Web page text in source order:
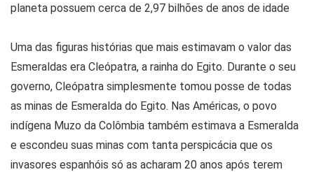
planeta possuem cerca de 2,97 bilhões de anos de idade
Uma das figuras histórias que mais estimavam o valor das
Esmeraldas era Cleópatra, a rainha do Egito. Durante o seu
governo, Cleópatra simplesmente tomou posse de todas
as minas de Esmeralda do Egito. Nas Américas, o povo
indígena Muzo da Colômbia também estimava a Esmeralda
e escondeu suas minas com tanta perspicácia que os
invasores espanhóis só as acharam 20 anos após terem